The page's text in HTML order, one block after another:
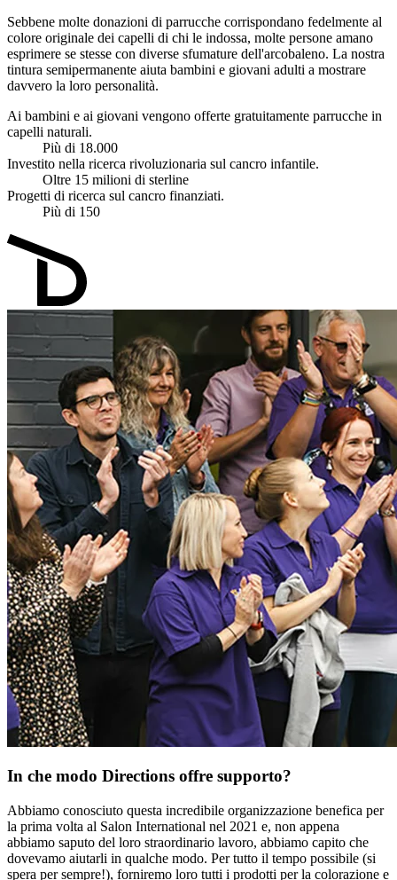
Sebbene molte donazioni di parrucche corrispondano fedelmente al
colore originale dei capelli di chi le indossa, molte persone amano
esprimere se stesse con diverse sfumature dell'arcobaleno. La nostra
tintura semipermanente aiuta bambini e giovani adulti a mostrare
davvero la loro personalità.
Ai bambini e ai giovani vengono offerte gratuitamente parrucche in
capelli naturali.
Più di 18.000
Investito nella ricerca rivoluzionaria sul cancro infantile.
Oltre 15 milioni di sterline
Progetti di ricerca sul cancro finanziati.
Più di 150
In che modo Directions offre supporto?
Abbiamo conosciuto questa incredibile organizzazione benefica per
la prima volta al Salon International nel 2021 e, non appena
abbiamo saputo del loro straordinario lavoro, abbiamo capito che
dovevamo aiutarli in qualche modo. Per tutto il tempo possibile (si
spera per sempre!), forniremo loro tutti i prodotti per la colorazione e